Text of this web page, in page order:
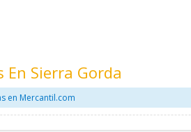
En Sierra Gorda
en Mercantil.com